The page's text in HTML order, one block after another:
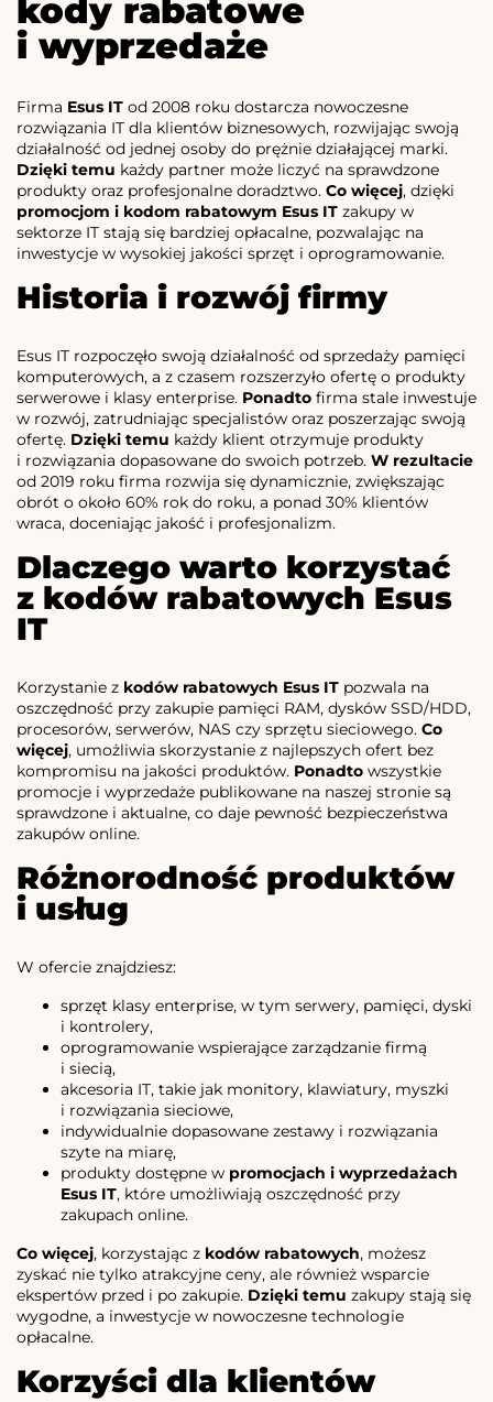
kody rabatowe
i wyprzedaże
Firma Esus IT od 2008 roku dostarcza nowoczesne
rozwiązania IT dla klientów biznesowych, rozwijając swoją
działalność od jednej osoby do prężnie działającej marki.
Dzięki temu każdy partner może liczyć na sprawdzone
produkty oraz profesjonalne doradztwo. Co więcej, dzięki
promocjom i kodom rabatowym Esus IT zakupy w
sektorze IT stają się bardziej opłacalne, pozwalając na
inwestycje w wysokiej jakości sprzęt i oprogramowanie.
Historia i rozwój firmy
Esus IT rozpoczęło swoją działalność od sprzedaży pamięci
komputerowych, a z czasem rozszerzyło ofertę o produkty
serwerowe i klasy enterprise. Ponadto firma stale inwestuje
w rozwój, zatrudniając specjalistów oraz poszerzając swoją
ofertę. Dzięki temu każdy klient otrzymuje produkty
i rozwiązania dopasowane do swoich potrzeb. W rezultacie
od 2019 roku firma rozwija się dynamicznie, zwiększając
obrót o około 60% rok do roku, a ponad 30% klientów
wraca, doceniając jakość i profesjonalizm.
Dlaczego warto korzystać
z kodów rabatowych Esus
IT
Korzystanie z kodów rabatowych Esus IT pozwala na
oszczędność przy zakupie pamięci RAM, dysków SSD/HDD,
procesorów, serwerów, NAS czy sprzętu sieciowego. Co
więcej, umożliwia skorzystanie z najlepszych ofert bez
kompromisu na jakości produktów. Ponadto wszystkie
promocje i wyprzedaże publikowane na naszej stronie są
sprawdzone i aktualne, co daje pewność bezpieczeństwa
zakupów online.
Różnorodność produktów
i usług
W ofercie znajdziesz:
sprzęt klasy enterprise, w tym serwery, pamięci, dyski
i kontrolery,
oprogramowanie wspierające zarządzanie firmą
i siecią,
akcesoria IT, takie jak monitory, klawiatury, myszki
i rozwiązania sieciowe,
indywidualnie dopasowane zestawy i rozwiązania
szyte na miarę,
produkty dostępne w promocjach i wyprzedażach
Esus IT, które umożliwiają oszczędność przy
zakupach online.
Co więcej, korzystając z kodów rabatowych, możesz
zyskać nie tylko atrakcyjne ceny, ale również wsparcie
ekspertów przed i po zakupie. Dzięki temu zakupy stają się
wygodne, a inwestycje w nowoczesne technologie
opłacalne.
Korzyści dla klientów